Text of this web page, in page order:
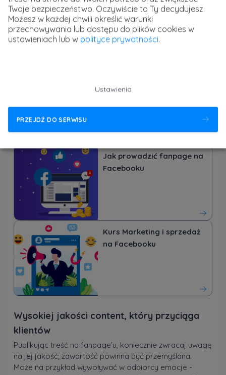
problemy, można szczegółowo określić grupę
docelową. Ponadto precyzyjne dopasowanie treści do
odbiorcy skutecznie zwiększy zainteresowanie, pozwoli
wyjść naprzeciw oczekiwaniom oraz przełoży się na
na Facebooku &
Jak prowadzić fanpage na
Facebooku
Kurs Marketing i sprzedaż
na Facebooku
Wysokiej jakości content, który przyciąga
klientów
Publikując treść na fanpage’u, koniecznie zwracaj uwagę
na jej jakość; zawartość powinna być przemyślana.
Może na przykład wywoływać w odbiorcy emocje -
Twoje bezpieczeństwo. Oczywiście to Ty decydujesz.
Możesz w każdej chwili określić warunki
przechowywania lub dostępu do plików cookies w
ustawieniach lub w polityce prywatności.
Ustawienia
PRZEJDŹ DO SERWISU